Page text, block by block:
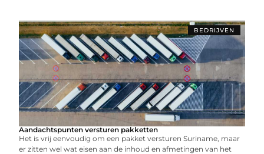
BEDRIJVEN
Aandachtspunten versturen pakketten
Het is vrij eenvoudig om een pakket versturen Suriname, maar
er zitten wel wat eisen aan de inhoud en afmetingen van het